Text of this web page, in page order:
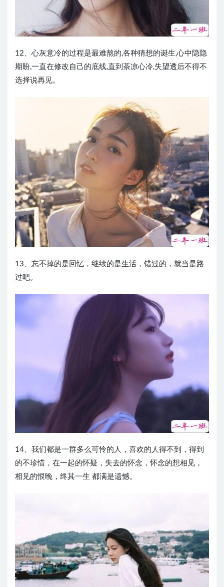
12、心灰意冷的过程是最难熬的,各种猜想的诞生,心中隐隐
期盼,一直在修改自己的底线,直到茶凉心冷,失望透后不得不
选择说再见。
13、忘不掉的是回忆，继续的是生活，错过的，就当是路
过吧。
14、我们都是一群多么可怜的人，喜欢的人得不到，得到
的不珍惜，在一起的怀疑，失去的怀念，怀念的想相见，
相见的恨晚，终其一生 都满是遗憾。